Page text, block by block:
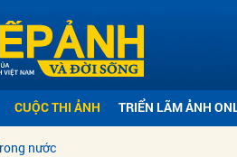
CUỘC THI ẢNH TRIỂN LÃM ẢNH
nước